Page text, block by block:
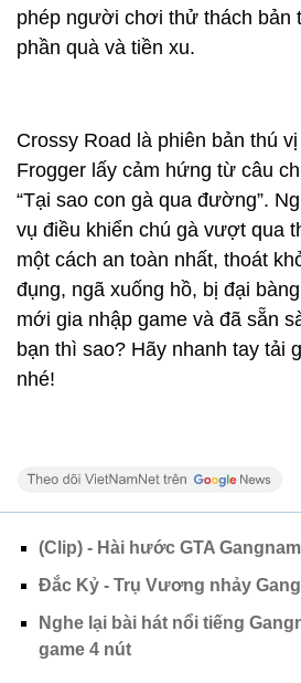
phép người chơi thử thách bản
phần quà và tiền xu.
Crossy Road là phiên bản thú
Frogger lấy cảm hứng từ câu
“Tại sao con gà qua đường”.
vụ điều khiển chú gà vượt qua
một cách an toàn nhất, thoát
đụng, ngã xuống hồ, bị đại
mới gia nhập game và đã sẵn
bạn thì sao? Hãy nhanh tay tải
nhé!
(Clip) - Hài hước GTA
Đắc Kỷ - Trụ Vương nhảy
Nghe lại bài hát nổi tiếng
game 4 nút